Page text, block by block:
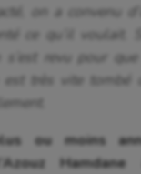
on a convenu
ce qu’il voulait.
s’est revu pour
très vite tombé
ou moins